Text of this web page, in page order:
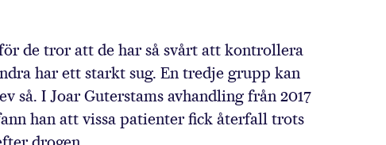
de tror att de har så svårt att kontrollera
har ett starkt sug. En tredje grupp kan
så. I Joar Guterstams avhandling från 2017
han att vissa patienter fick återfall trots